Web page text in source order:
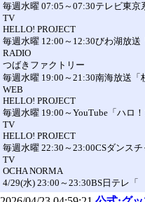
毎週水曜 07:05～07:30テレビ東
TV
HELLO! PROJECT
毎週水曜 12:00～12:30びわ湖放送
RADIO
つばきファクトリー
毎週水曜 19:00～21:30南海放送「
WEB
HELLO! PROJECT
毎週水曜 19:00～YouTube「ハロ！
TV
HELLO! PROJECT
毎週水曜 22:30～23:00CSダンス
TV
OCHA NORMA
4/29(水) 23:00～23:30BS日テレ「